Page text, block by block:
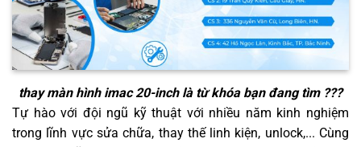
thay màn hình imac 20-inchlà từ khóa bạn đang tìm ???
Tự hào với đội ngũ kỹ thuật với nhiều năm kinh nghiệm
trong lĩnh vực sửa chữa, thay thế linh kiện, unlock,... Cùng